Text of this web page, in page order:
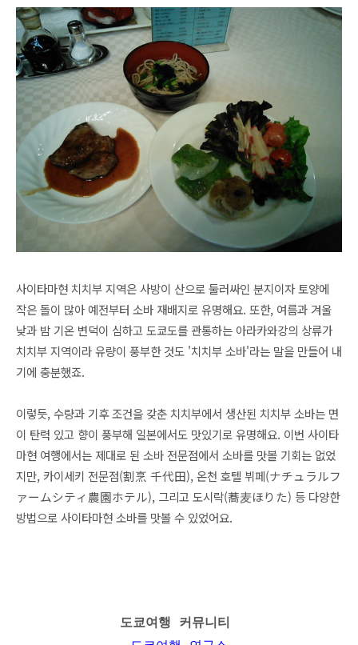
사이타마현 치치부 지역은 사방이 산으로 둘러싸인 분지이자 토양에
작은 돌이 많아 예전부터 소바 재배지로 유명해요. 또한, 여름과 겨울
낮과 밤 기온 변덕이 심하고 도쿄도를 관통하는 아라카와강의 상류가
치치부 지역이라 유량이 풍부한 것도 '치치부 소바'라는 말을 만들어 내
기에 충분했죠.
이렇듯, 수량과 기후 조건을 갖춘 치치부에서 생산된 치치부 소바는 면
이 탄력 있고 향이 풍부해 일본에서도 맛있기로 유명해요. 이번 사이타
마현 여행에서는 제대로 된 소바 전문점에서 소바를 맛볼 기회는 없었
지만, 카이세키 전문점(割烹 千代田), 온천 호텔 뷔페(ナチュラルフ
ァームシティ農園ホテル), 그리고 도시락(蕎麦ほりた) 등 다양한
방법으로 사이타마현 소바를 맛볼 수 있었어요.
도쿄여행 커뮤니티